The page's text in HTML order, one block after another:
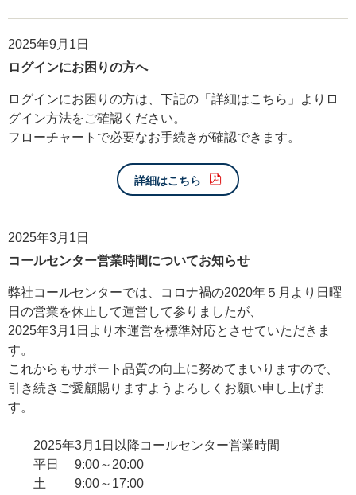
2025年9月1日
ログインにお困りの方へ
ログインにお困りの方は、下記の「詳細はこちら」よりロ
グイン方法をご確認ください。
フローチャートで必要なお手続きが確認できます。
詳細はこちら
2025年3月1日
コールセンター営業時間についてお知らせ
弊社コールセンターでは、コロナ禍の2020年５月より日曜
日の営業を休止して運営して参りましたが、
2025年3月1日より本運営を標準対応とさせていただきま
す。
これからもサポート品質の向上に努めてまいりますので、
引き続きご愛顧賜りますようよろしくお願い申し上げま
す。
2025年3月1日以降コールセンター営業時間
平日 9:00～20:00
土 9:00～17:00